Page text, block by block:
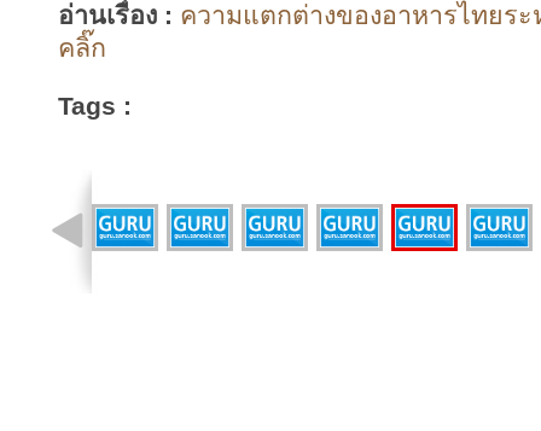
อ่านเรื่อง : ความแตกต่างของอาหารไทยร
คลิ๊ก
Tags :